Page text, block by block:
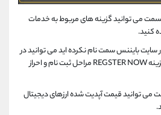
می توانید گزینه های مربوط به خدمات
کنید.
سایت بایننس سمت نام نکرده اید می توانید در
این تصویر در قسمت گزینه REGSTER NOW مراحل ثبت نام و احراز
می توانید قیمت آپدیت شده ارزهای دیجیتال